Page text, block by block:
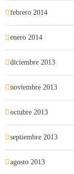
febrero 2014
enero 2014
diciembre 2013
noviembre 2013
octubre 2013
septiembre 2013
agosto 2013